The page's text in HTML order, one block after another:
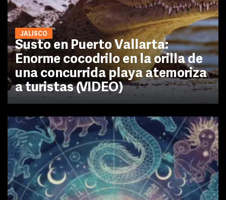
JALISCO
Susto en Puerto Vallarta:
Enorme cocodrilo en la orilla de
una concurrida playa atemoriza
a turistas (VIDEO)